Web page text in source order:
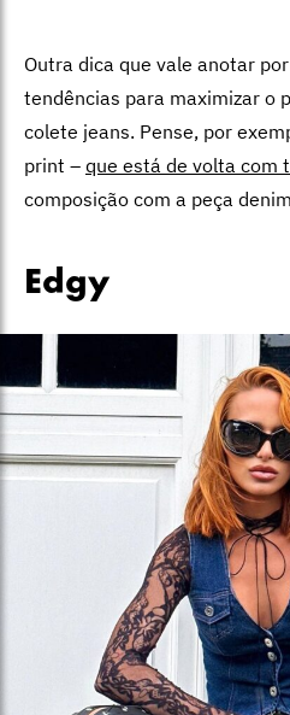
Outra dica que vale anotar
tendências para maximizar o
colete jeans. Pense, por
print – que está de volta com
composição com a peça
Edgy